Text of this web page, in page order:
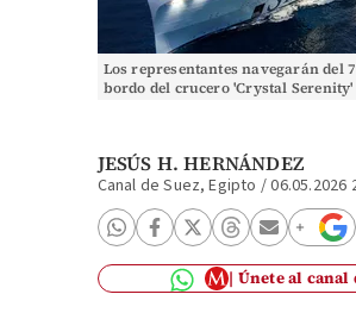
Los representantes navegarán del
bordo del crucero 'Crystal
JESÚS H. HERNÁNDEZ
Canal de Suez, Egipto /06.05.2026
Únete al canal